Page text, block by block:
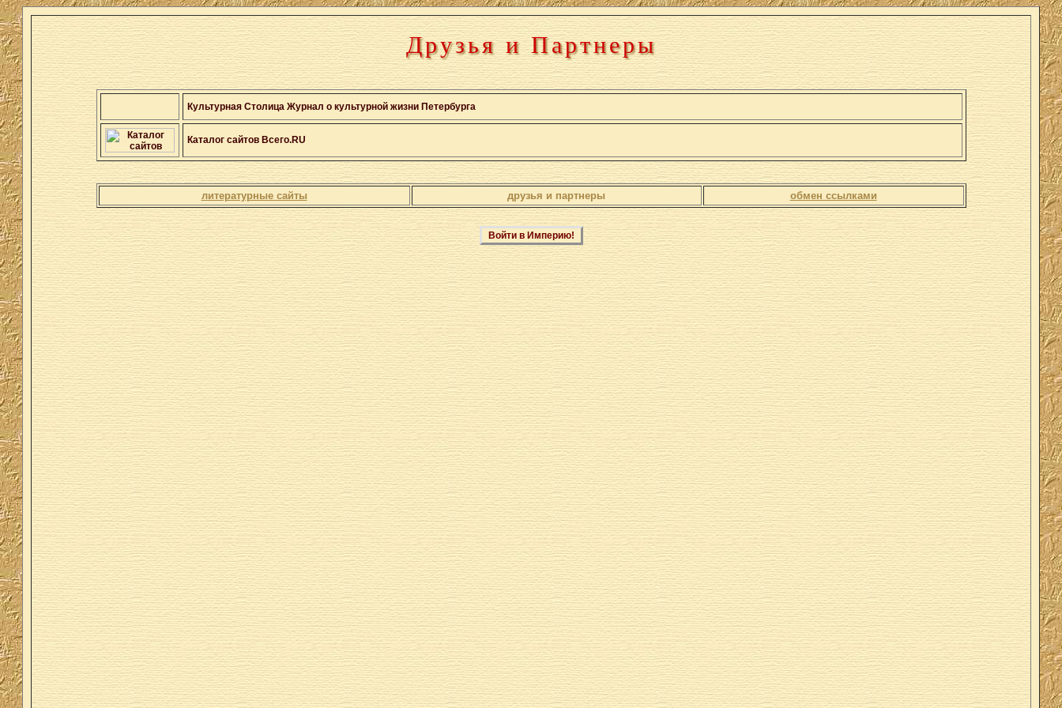
Друзья и Партнеры
Культурная Столица Журнал о культурной жизни Петербурга
Каталог сайтов Всего.RU
литературные сайты друзья и партнеры обмен ссылками
Войти в Империю!